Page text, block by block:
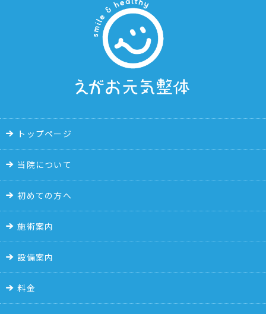
トップページ
当院について
初めての方へ
施術案内
設備案内
料金